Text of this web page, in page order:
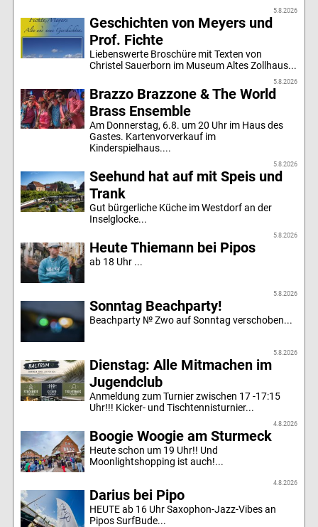
5.8.2026
Geschichten von Meyers und
Prof. Fichte
Liebenswerte Broschüre mit Texten von
Christel Sauerborn im Museum Altes Zollhaus...
5.8.2026
Brazzo Brazzone & The World
Brass Ensemble
Am Donnerstag, 6.8. um 20 Uhr im Haus des
Gastes. Kartenvorverkauf im
Kinderspielhaus....
5.8.2026
Seehund hat auf mit Speis und
Trank
Gut bürgerliche Küche im Westdorf an der
Inselglocke...
5.8.2026
Heute Thiemann bei Pipos
ab 18 Uhr ...
5.8.2026
Sonntag Beachparty!
Beachparty № Zwo auf Sonntag verschoben...
5.8.2026
Dienstag: Alle Mitmachen im
Jugendclub
Anmeldung zum Turnier zwischen 17 -17:15
Uhr!!! Kicker- und Tischtennisturnier...
4.8.2026
Boogie Woogie am Sturmeck
Heute schon um 19 Uhr!! Und
Moonlightshopping ist auch!...
4.8.2026
Darius bei Pipo
HEUTE ab 16 Uhr Saxophon-Jazz-Vibes an
Pipos SurfBude...